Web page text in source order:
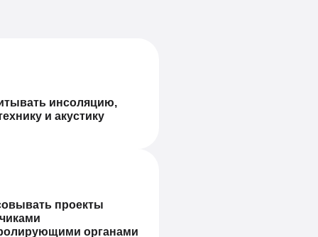
инсоляцию,
и акустику
проекты
органами